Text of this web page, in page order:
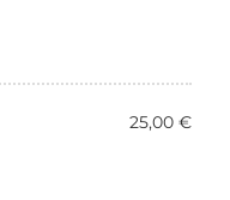
25,00 €